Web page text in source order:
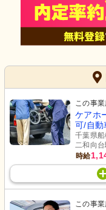
この事
ケアホ
可/自動
千葉県
二和向
時給
この事